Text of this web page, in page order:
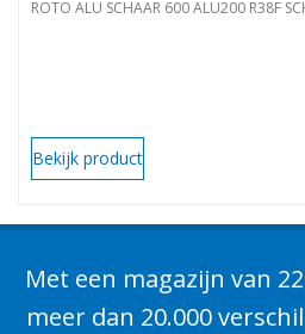
ROTO ALU SCHAAR 600 ALU200 R38F
Bekijk product
Met een magazijn van
meer dan 20.000